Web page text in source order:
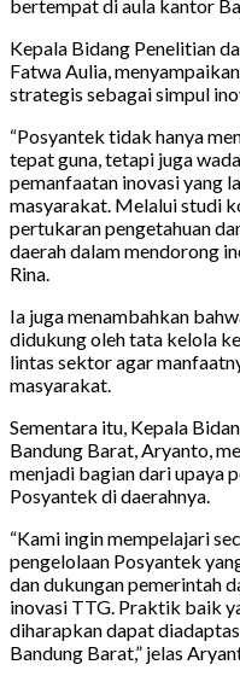
bertempat di aula kantor
Kepala Bidang Penelitian
Fatwa Aulia,
strategis sebagai simpul
“Posyantek tidak hanya
tepat guna, tetapi juga
pemanfaatan inovasi yang
masyarakat. Melalui studi
pertukaran pengetahuan
daerah dalam mendorong
Rina.
Ia juga menambahkan
didukung oleh tata kelola
lintas sektor agar
masyarakat.
Sementara itu, Kepala
Bandung Barat, Aryanto,
menjadi bagian dari upaya
Posyantek di daerahnya.
“Kami ingin mempelajari
pengelolaan Posyantek
dan dukungan pemerintah
inovasi TTG. Praktik baik
diharapkan dapat
Bandung Barat,” jelas